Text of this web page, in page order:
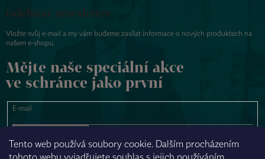
Tento web používá soubory cookie. Dalším procházením
Odebírat newsletter
Vložte svůj e-mail a my vám budeme zasílat informace o nových produktech na
našem e-shopu.
Mějte naše speciální akce
ve schránce jako první
E-mail